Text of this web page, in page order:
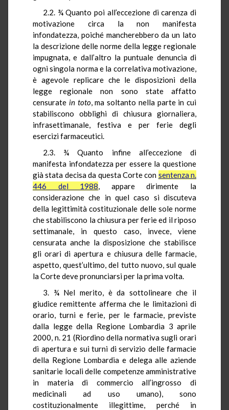
2.2. ¾ Quanto poi all’eccezione di carenza di
motivazione circa la non manifesta
infondatezza, poiché mancherebbero da un lato
la descrizione delle norme della legge regionale
impugnata, e dall’altro la puntuale denuncia di
ogni singola norma e la correlativa motivazione,
è agevole replicare che le disposizioni della
legge regionale non sono state affatto
censurate in toto, ma soltanto nella parte in cui
stabiliscono obblighi di chiusura giornaliera,
infrasettimanale, festiva e per ferie degli
esercizi farmaceutici.
2.3. ¾ Quanto infine all’eccezione di
manifesta infondatezza per essere la questione
già stata decisa da questa Corte con sentenza n.
446 del 1988, appare dirimente la
considerazione che in quel caso si discuteva
della legittimità costituzionale delle sole norme
che stabiliscono la chiusura per ferie ed il riposo
settimanale, in questo caso, invece, viene
censurata anche la disposizione che stabilisce
gli orari di apertura e chiusura delle farmacie,
aspetto, quest’ultimo, del tutto nuovo, sul quale
la Corte deve pronunciarsi per la prima volta.
3. ¾ Nel merito, è da sottolineare che il
giudice remittente afferma che le limitazioni di
orario, turni e ferie, per le farmacie, previste
dalla legge della Regione Lombardia 3 aprile
2000, n. 21 (Riordino della normativa sugli orari
di apertura e sui turni di servizio delle farmacie
della Regione Lombardia e delega alle aziende
sanitarie locali delle competenze amministrative
in materia di commercio all’ingrosso di
medicinali ad uso umano), sono
costituzionalmente illegittime, perché in